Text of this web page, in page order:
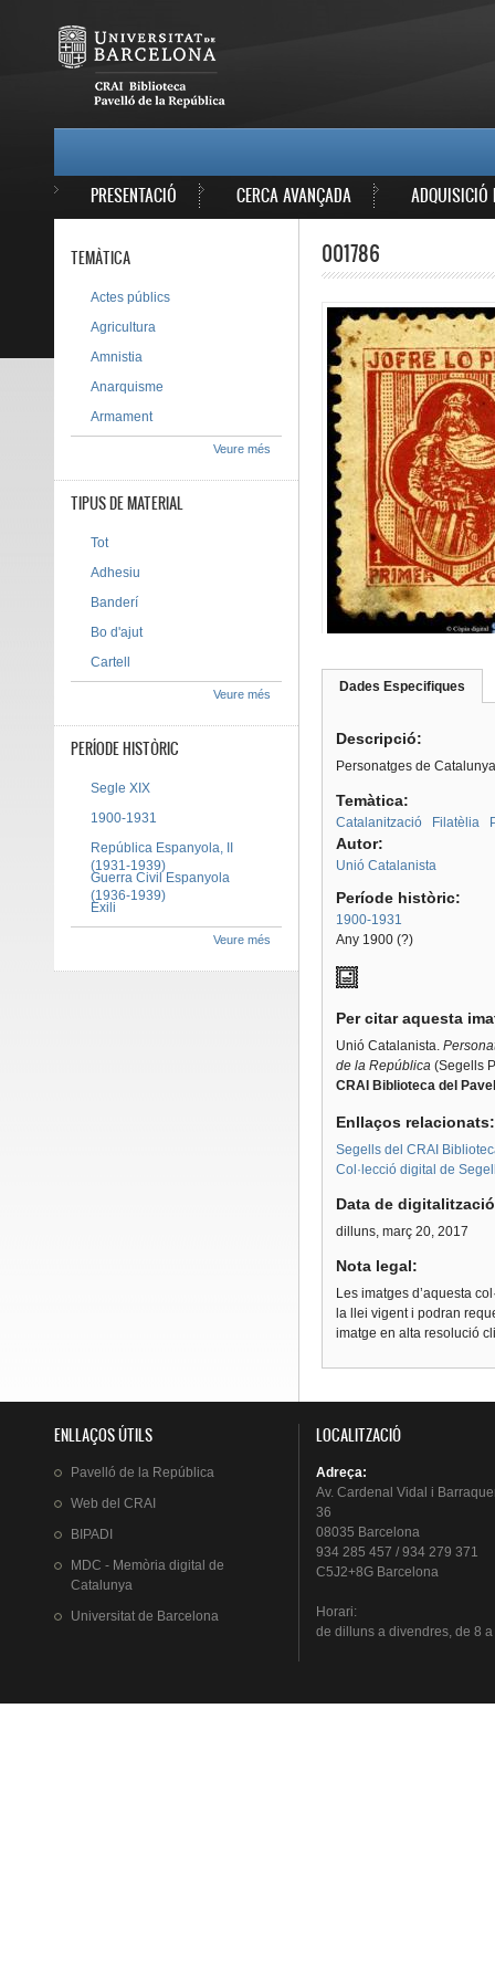
PRESENTACIÓ CERCA AVANÇADA ADQUISICIÓ
001786
Dades Especifiques
Descripció:
Personatges de
Temàtica:
Catalanització Filatèlia
Autor:
Unió Catalanista
Període històric:
1900-1931
Any 1900 (?)
Per citar aquesta
Unió Catalanista.
de la República(Segells
CRAI Biblioteca del
Enllaços
Segells del CRAI
Col·lecció digital de
Data de
dilluns, març 20, 2017
Nota legal:
Les imatges d’aquesta
la llei vigent i podran
imatge en alta resolució
TEMÀTICA
Actes públics
Agricultura
Amnistia
Anarquisme
Armament
Veure més
TIPUS DE MATERIAL
Tot
Adhesiu
Banderí
Bo d'ajut
Cartell
Veure més
PERÍODE HISTÒRIC
Segle XIX
1900-1931
República Espanyola, II
(1931-1939)
Guerra Civil Espanyola
(1936-1939)
Exili
Veure més
ENLLAÇOS ÚTILS
Pavelló de la República
Web del CRAI
BIPADI
MDC - Memòria digital de
Catalunya
Universitat de Barcelona
LOCALITZACIÓ
Adreça:
Av. Cardenal Vidal i
36
08035 Barcelona
934 285 457 / 934 279 371
C5J2+8G Barcelona
Horari:
de dillunsa divendres, de 8